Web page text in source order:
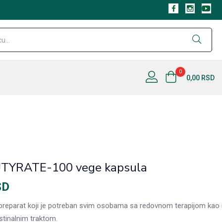
0
0,00 RSD
Nema
100 vege kapsula
koji je potreban svim osobama sa redovnom terapijom
traktom.